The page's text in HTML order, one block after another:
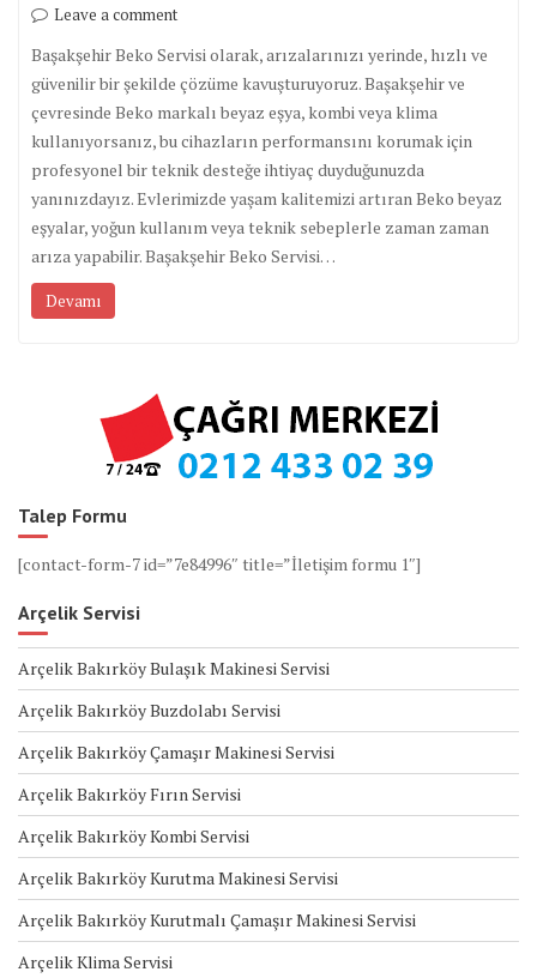
Leave a comment
Başakşehir Beko Servisi olarak, arızalarınızı yerinde, hızlı ve
güvenilir bir şekilde çözüme kavuşturuyoruz. Başakşehir ve
çevresinde Beko markalı beyaz eşya, kombi veya klima
kullanıyorsanız, bu cihazların performansını korumak için
profesyonel bir teknik desteğe ihtiyaç duyduğunuzda
yanınızdayız. Evlerimizde yaşam kalitemizi artıran Beko beyaz
eşyalar, yoğun kullanım veya teknik sebeplerle zaman zaman
arıza yapabilir. Başakşehir Beko Servisi…
Devamı
Talep Formu
[contact-form-7 id=”7e84996″ title=”İletişim formu 1″]
Arçelik Servisi
Arçelik Bakırköy Bulaşık Makinesi Servisi
Arçelik Bakırköy Buzdolabı Servisi
Arçelik Bakırköy Çamaşır Makinesi Servisi
Arçelik Bakırköy Fırın Servisi
Arçelik Bakırköy Kombi Servisi
Arçelik Bakırköy Kurutma Makinesi Servisi
Arçelik Bakırköy Kurutmalı Çamaşır Makinesi Servisi
Arçelik Klima Servisi